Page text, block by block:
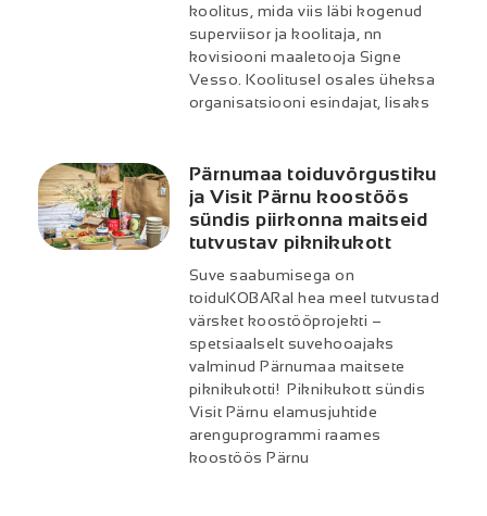
koolitus, mida viis läbi kogenud
superviisor ja koolitaja, nn
kovisiooni maaletooja Signe
Vesso. Koolitusel osales üheksa
organisatsiooni esindajat, lisaks
Pärnumaa toiduvõrgustiku
ja Visit Pärnu koostöös
sündis piirkonna maitseid
tutvustav piknikukott
Suve saabumisega on
toiduKOBARal hea meel tutvustad
värsket koostööprojekti –
spetsiaalselt suvehooajaks
valminud Pärnumaa maitsete
piknikukotti! Piknikukott sündis
Visit Pärnu elamusjuhtide
arenguprogrammi raames
koostöös Pärnu